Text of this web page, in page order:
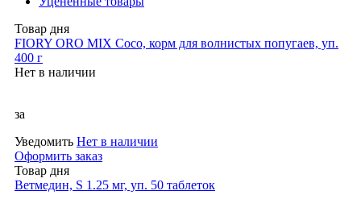
Товар дня
FIORY ORO MIX Coco, корм для волнистых попугаев, уп.
400 г
Нет в наличии
за
Уведомить Нет в наличии
Оформить заказ
Товар дня
Ветмедин, S 1.25 мг, уп. 50 таблеток